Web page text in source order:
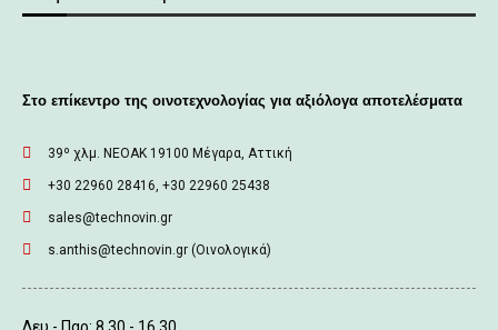
Στο επίκεντρο της οινοτεχνολογίας για αξιόλογα αποτελέσματα
39º χλμ. ΝΕΟΑΚ 19100 Mέγαρα, Αττική
+30 22960 28416, +30 22960 25438
sales@technovin.gr
s.anthis@technovin.gr (Οινολογικά)